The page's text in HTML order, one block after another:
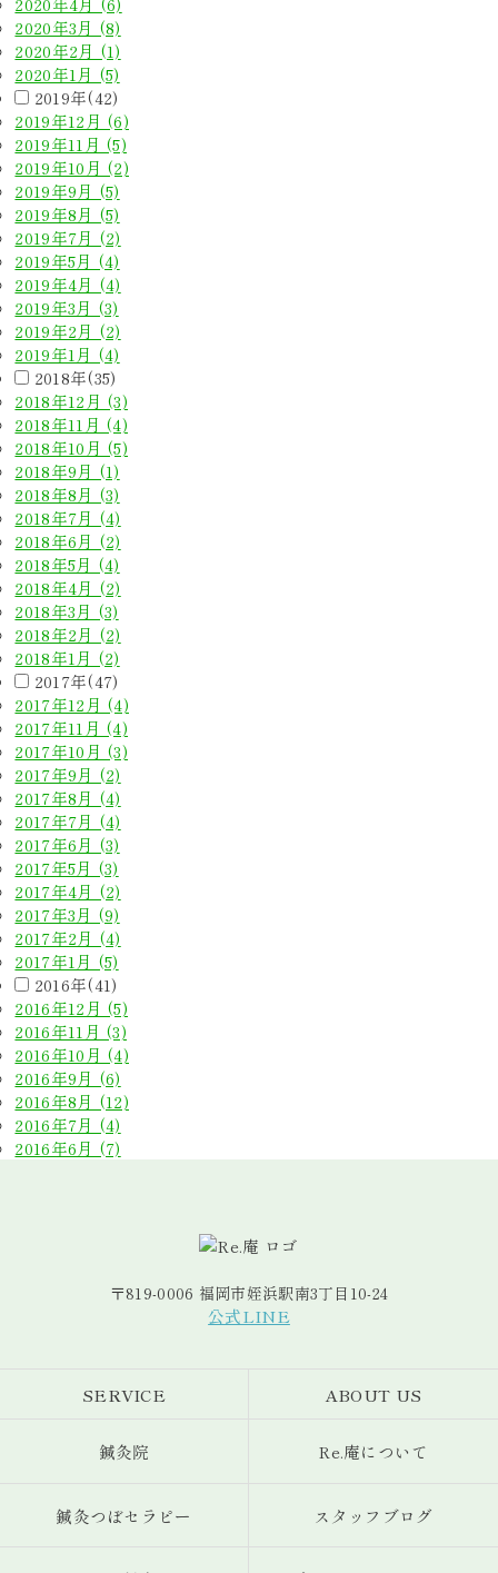
2020年3月 (8)
2020年2月 (1)
2020年1月 (5)
2019年(42)
2019年12月 (6)
2019年11月 (5)
2019年10月 (2)
2019年9月 (5)
2019年8月 (5)
2019年7月 (2)
2019年5月 (4)
2019年4月 (4)
2019年3月 (3)
2019年2月 (2)
2019年1月 (4)
2018年(35)
2018年12月 (3)
2018年11月 (4)
2018年10月 (5)
2018年9月 (1)
2018年8月 (3)
2018年7月 (4)
2018年6月 (2)
2018年5月 (4)
2018年4月 (2)
2018年3月 (3)
2018年2月 (2)
2018年1月 (2)
2017年(47)
2017年12月 (4)
2017年11月 (4)
2017年10月 (3)
2017年9月 (2)
2017年8月 (4)
2017年7月 (4)
2017年6月 (3)
2017年5月 (3)
2017年4月 (2)
2017年3月 (9)
2017年2月 (4)
2017年1月 (5)
2016年(41)
2016年12月 (5)
2016年11月 (3)
2016年10月 (4)
2016年9月 (6)
2016年8月 (12)
2016年7月 (4)
2016年6月 (7)
〒819-0006 福岡市姪浜駅南3丁目10-24
公式LINE
SERVICE
鍼灸院
鍼灸つぼセラピー
ABOUT US
Re.庵について
スタッフブログ